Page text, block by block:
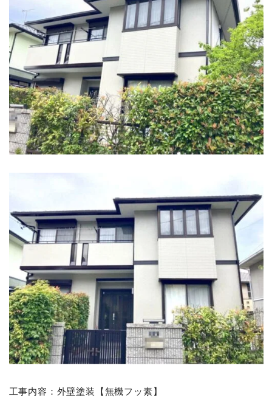
工事内容：外壁塗装【無機フッ素】